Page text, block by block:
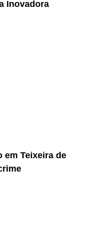
Inovadora
em Teixeira de